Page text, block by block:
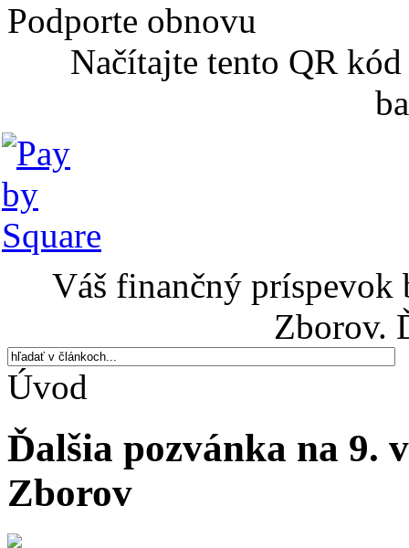
Podporte obnovu
Načítajte tento QR
Váš finančný príspevok
Zborov.
Úvod
Ďalšia pozvánka na 9.
Zborov